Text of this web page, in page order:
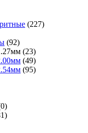
(227)
(92)
(23)
(49)
(95)